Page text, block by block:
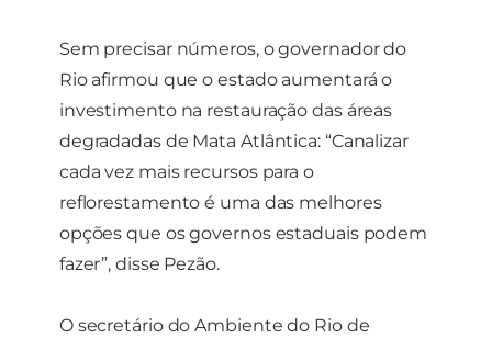
Sem precisar números, o governador do
Rio afirmou que o estado aumentará o
investimento na restauração das áreas
degradadas de Mata Atlântica: “Canalizar
cada vez mais recursos para o
reflorestamento é uma das melhores
opções que os governos estaduais podem
fazer”, disse Pezão.
O secretário do Ambiente do Rio de